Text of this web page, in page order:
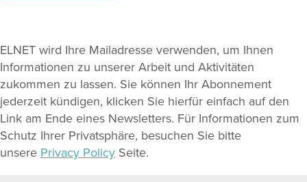
ELNET wird Ihre Mailadresse verwenden, um Ihnen
Informationen zu unserer Arbeit und Aktivitäten
zukommen zu lassen. Sie können Ihr Abonnement
jederzeit kündigen, klicken Sie hierfür einfach auf den
Link am Ende eines Newsletters. Für Informationen zum
Schutz Ihrer Privatsphäre, besuchen Sie bitte
unsere Privacy Policy Seite.